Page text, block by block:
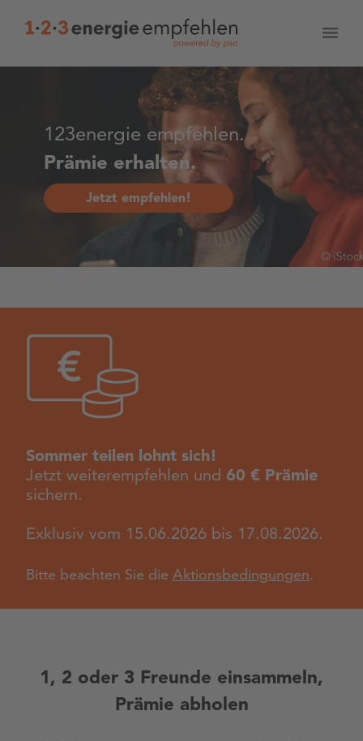
123energie empfehlen.
Prämie erhalten.
Jetzt empfehlen!
Sommer teilen lohnt sich!
Jetzt weiterempfehlen und 60 € Prämie
sichern.
Exklusiv vom 15.06.2026 bis 17.08.2026.
Bitte beachten Sie die Aktionsbedingungen.
1, 2 oder 3 Freunde einsammeln,
Prämie abholen